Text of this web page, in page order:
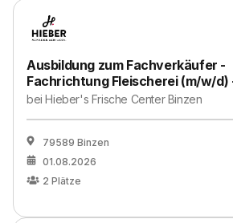
Ausbildung zum Fachverkäufer -
Fachrichtung Fleischerei (m/w/d)
beiHieber's Frische Center Binzen
79589 Binzen
01.08.2026
2 Plätze